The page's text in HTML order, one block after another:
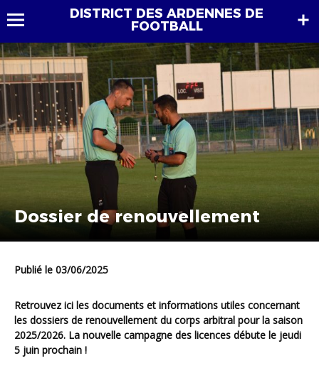
DISTRICT DES ARDENNES DE
FOOTBALL
Dossier de renouvellement
Publié le 03/06/2025
Retrouvez ici les documents et informations utiles concernant
les dossiers de renouvellement du corps arbitral pour la saison
2025/2026. La nouvelle campagne des licences débute le jeudi
5 juin prochain !